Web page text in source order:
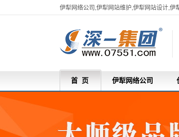
伊犁网络公司,伊犁网站维护,伊犁网站设计,伊
首 页 伊犁网络公司